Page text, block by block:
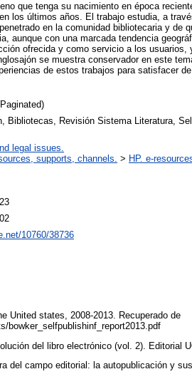
que tenga su nacimiento en época
los últimos años. El trabajo estudia, a
en la comunidad bibliotecaria y de
aunque con una marcada tendencia
ofrecida y como servicio a los
se muestra conservador en este
de estos trabajos para satisfacer
Bibliotecas, Revisión Sistema Literatura,
legal issues.
supports, channels. > HP. e-
10760/38736
United states, 2008-2013. Recuperado de
bowker_selfpublishinf_report2013.pdf
del libro electrónico (vol. 2). Editorial
del campo editorial: la autopublicación y